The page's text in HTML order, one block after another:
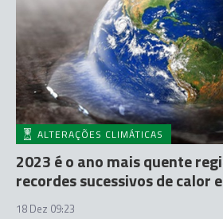
ALTERAÇÕES CLIMÁTICAS
2023 é o ano mais quente
recordes sucessivos de calor
18 Dez 09:23